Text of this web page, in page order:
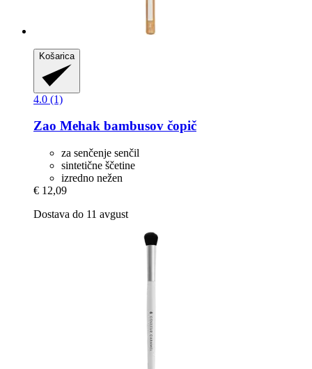
Košarica
4.0 (1)
Zao Mehak bambusov čopič
za senčenje senčil
sintetične ščetine
izredno nežen
€ 12,09
Dostava do 11 avgust